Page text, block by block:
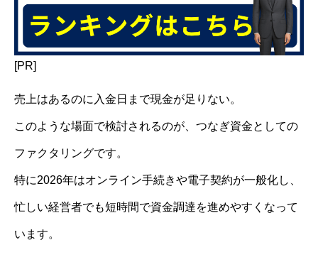
[PR]
売上はあるのに入金日まで現金が足りない。
このような場面で検討されるのが、つなぎ資金としての
ファクタリングです。
特に2026年はオンライン手続きや電子契約が一般化し、
忙しい経営者でも短時間で資金調達を進めやすくなって
います。